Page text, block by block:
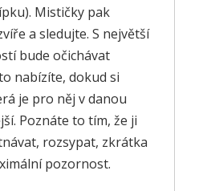
Mističky pak
a sledujte. S největší
bude očichávat
nabízíte, dokud si
je pro něj v danou
Poznáte to tím, že ji
rozsypat, zkrátka
pozornost.